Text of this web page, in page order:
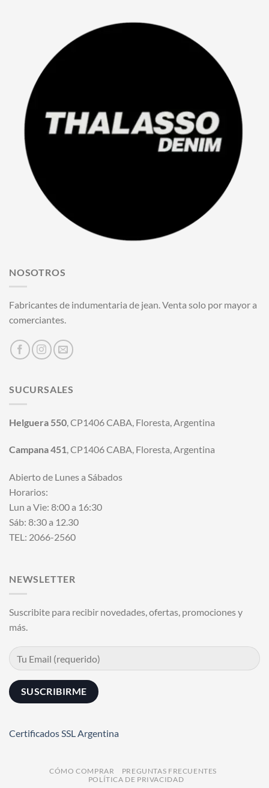
NOSOTROS
Fabricantes de indumentaria de jean. Venta solo por mayor a
comerciantes.
SUCURSALES
Helguera 550 , CP1406 CABA, Floresta, Argentina
Campana 451, CP1406 CABA, Floresta, Argentina
Abierto de Lunes a Sábados
Horarios:
Lun a Vie: 8:00 a 16:30
Sáb: 8:30 a 12.30
TEL: 2066-2560
NEWSLETTER
Suscribite para recibir novedades, ofertas, promociones y
más.
Certificados SSL Argentina
CÓMO COMPRAR
PREGUNTAS FRECUENTES
POLÍTICA DE PRIVACIDAD